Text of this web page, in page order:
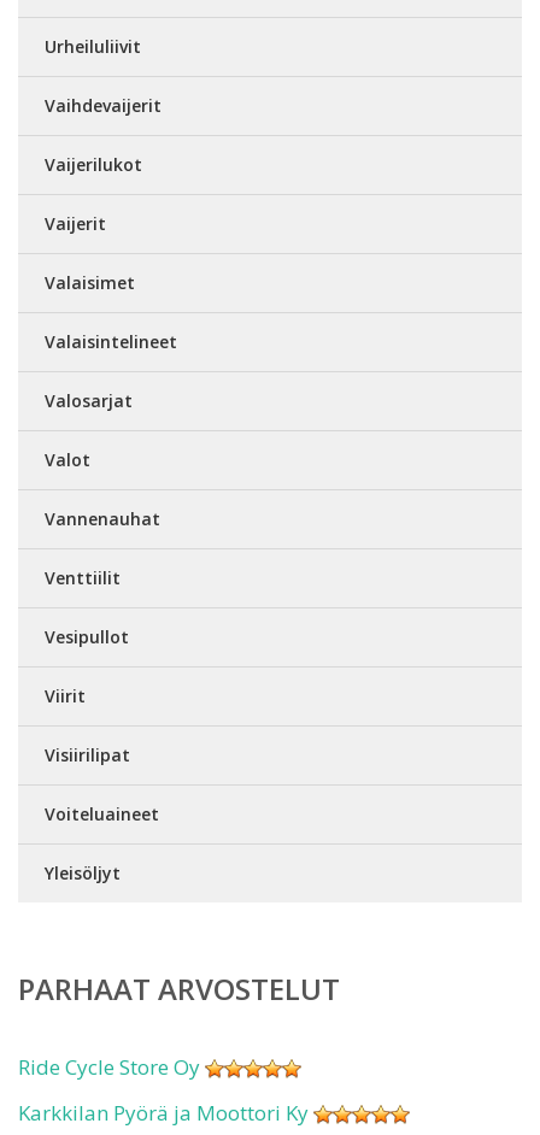
Urheiluliivit
Vaihdevaijerit
Vaijerilukot
Vaijerit
Valaisimet
Valaisintelineet
Valosarjat
Valot
Vannenauhat
Venttiilit
Vesipullot
Viirit
Visiirilipat
Voiteluaineet
Yleisöljyt
PARHAAT ARVOSTELUT
Ride Cycle Store Oy
Karkkilan Pyörä ja Moottori Ky